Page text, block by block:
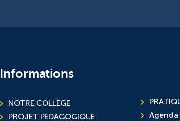
Informations
NOTRE COLLEGE
PROJET PEDAGOGIQUE
Agenda